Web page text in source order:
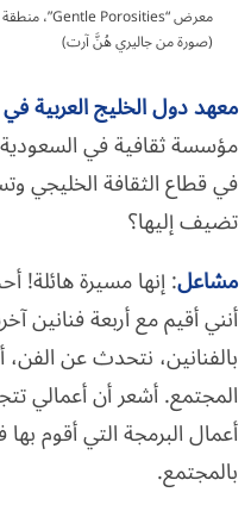
(صورة من جاليري هُنَّ آرت)
معهد دول الخليج العربية
مؤسسة ثقافية في
في قطاع الثقافة الخليجي
تضيف إليها؟
مشاعل: إنها مسيرة هائلة!
أنني أقيم مع أربعة فنانين
بالفنانين، نتحدث عن
المجتمع. أشعر أن أعمالي
أعمال البرمجة التي أقوم
بالمجتمع.